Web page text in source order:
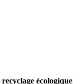
recyclage écologique